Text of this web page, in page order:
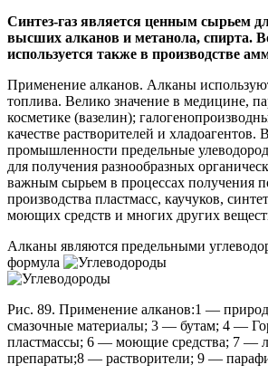
Синтез-газ является ценным сырьем
высших алканов и метанола, спирта.
используется также в производстве
Применение алканов. Алканы
топлива. Велико значение в медицине,
косметике (вазелин);
качестве растворителей и хладоагентов.
промышленности предельные
для получения разнообразных
важным сырьем в процессах получения
производства пластмасс, каучуков,
моющих средств и многих других
Алканы являются предельными
формула
Рис. 89. Применение алканов:1 —
смазочные материалы; 3 — бутам; 4 —
пластмассы; 6 — моющие средства; 7 —
препараты;8 — растворители; 9 —